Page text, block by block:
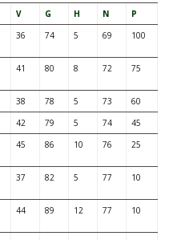
V G H N
P
36 74 5 69 100
41 80 8 72 75
38 78 5 73
60
42 79 5 74
45
45 86 10 76 25
37 82 5 77 10
44 89 12 77 10